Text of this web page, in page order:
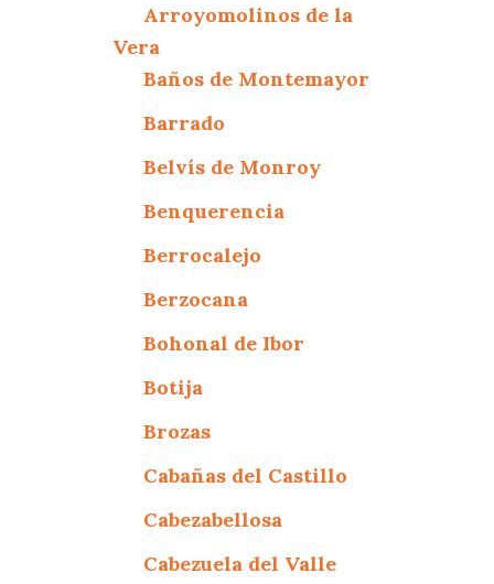
Arroyomolinos de la
Vera
Baños de Montemayor
Barrado
Belvís de Monroy
Benquerencia
Berrocalejo
Berzocana
Bohonal de Ibor
Botija
Brozas
Cabañas del Castillo
Cabezabellosa
Cabezuela del Valle